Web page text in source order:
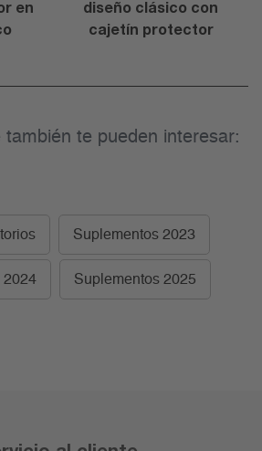
en
diseño clásico con
cajetín protector
te pueden interesar:
Suplementos 2023
2024 Suplementos 2025